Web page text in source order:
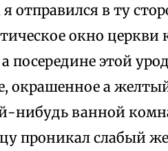
отправился в ту
окно церкви
посередине этой
окрашенное а
нибудь ванной
проникал слабый